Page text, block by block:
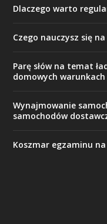
Dlaczego warto
Czego nauczysz się
Parę słów na temat
domowych warunkach
Wynajmowanie
samochodów
Koszmar egzaminu